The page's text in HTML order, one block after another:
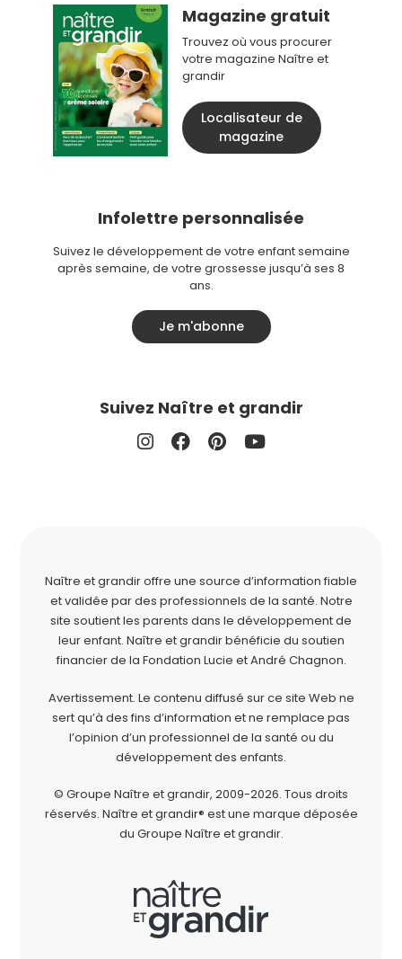
Magazine gratuit
Trouvez où vous procurer
votre magazine Naître et
grandir
Localisateur de
magazine
Infolettre personnalisée
Suivez le développement de votre enfant semaine
après semaine, de votre grossesse jusqu’à ses 8
ans.
Je m'abonne
Suivez Naître et grandir
Naître et grandir offre une source d’information fiable
et validée par des professionnels de la santé. Notre
site soutient les parents dans le développement de
leur enfant. Naître et grandir bénéficie du soutien
financier de la Fondation Lucie et André Chagnon.
Avertissement. Le contenu diffusé sur ce site Web ne
sert qu’à des fins d’information et ne remplace pas
l’opinion d’un professionnel de la santé ou du
développement des enfants.
© Groupe Naître et grandir, 2009-2026. Tous droits
réservés. Naître et grandir® est une marque déposée
du Groupe Naître et grandir.